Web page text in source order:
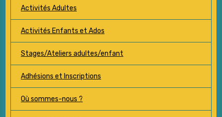
Activités Adultes
Activités Enfants et Ados
Stages/Ateliers adultes/enfant
Adhésions et Inscriptions
Où sommes-nous ?